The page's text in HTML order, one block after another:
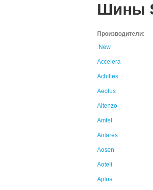
Шины
Производители:
.New
Accelera
Achilles
Aeolus
Altenzo
Amtel
Antares
Aosen
Aoteli
Aplus